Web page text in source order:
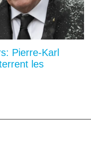
Pierre-Karl
les